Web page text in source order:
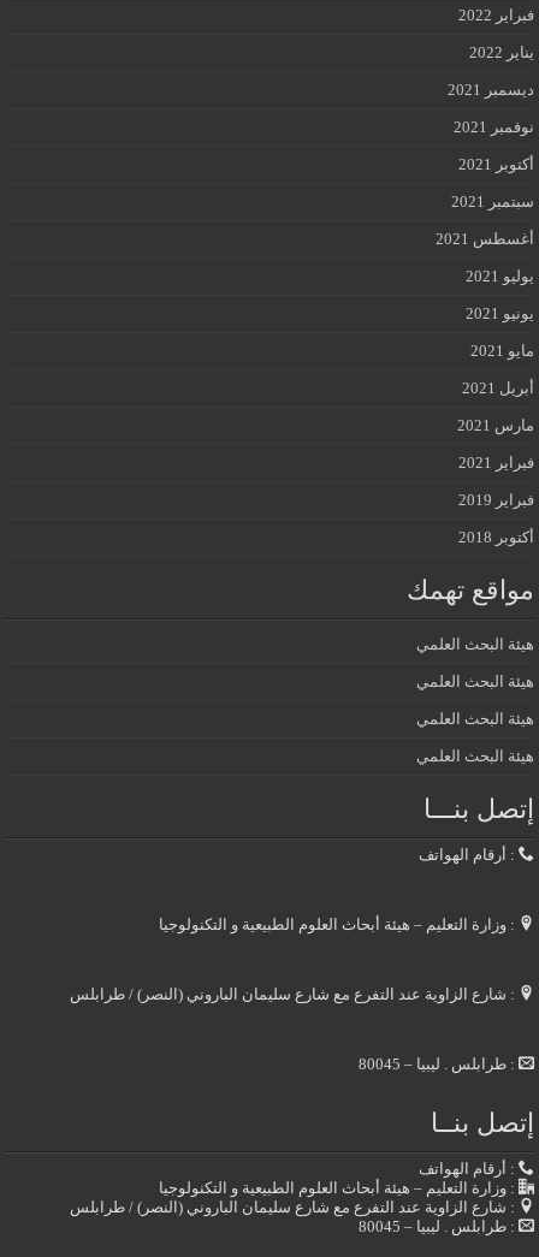
فبراير 2022
يناير 2022
ديسمبر 2021
نوفمبر 2021
أكتوبر 2021
سبتمبر 2021
أغسطس 2021
يوليو 2021
يونيو 2021
مايو 2021
أبريل 2021
مارس 2021
فبراير 2021
فبراير 2019
أكتوبر 2018
مواقع تهمك
هيئة البحث العلمي
هيئة البحث العلمي
هيئة البحث العلمي
هيئة البحث العلمي
إتصل بنـــا
: أرقام الهواتف
: وزارة التعليم – هيئة أبحاث العلوم الطبيعية و التكنولوجيا
: شارع الزاوية عند التفرع مع شارع سليمان الباروني (النصر) / طرابلس
: طرابلس . ليبيا – 80045
إتصل بنــا
: أرقام الهواتف
: وزارة التعليم – هيئة أبحاث العلوم الطبيعية و التكنولوجيا
: شارع الزاوية عند التفرع مع شارع سليمان الباروني (النصر) / طرابلس
: طرابلس . ليبيا – 80045